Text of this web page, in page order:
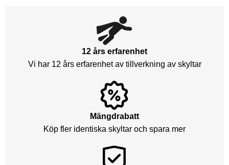
12 års erfarenhet
Vi har 12 års erfarenhet av tillverkning av skyltar
Mängdrabatt
Köp fler identiska skyltar och spara mer